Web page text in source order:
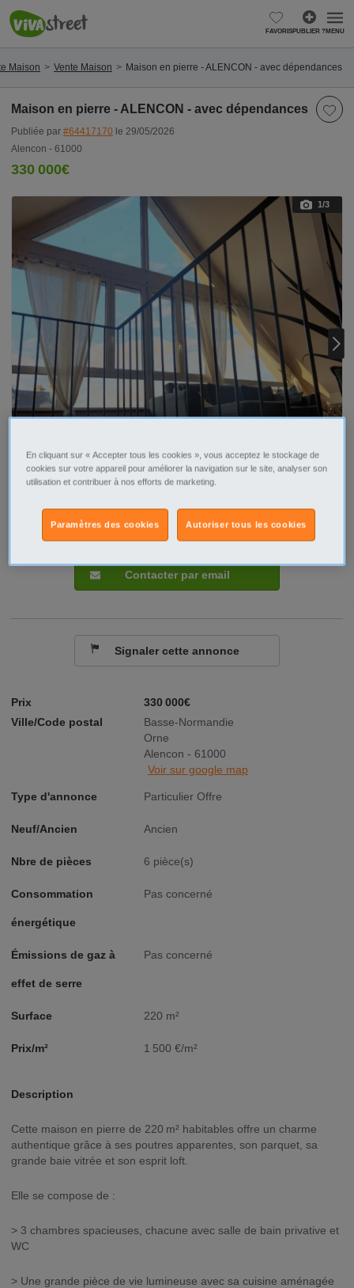
FAVORISPUBLIER ?MENU
Maison Vente Maison Maison en pierre - ALENCON - avec dépendances
Maison en pierre - ALENCON - avec dépendances
Publiée par #64417170 le 29/05/2026
Alencon - 61000
330 000€
1/3
Prix
330 000€
Ville/Code postal
Basse-Normandie
Orne
Alencon - 61000
Voir sur google map
Type d'annonce Particulier Offre
Neuf/Ancien Ancien
Nbre de pièces 6 pièce(s)
Consommation
énergétique
Pas concerné
Émissions de gaz à
effet de serre
Pas concerné
Surface 220 m²
Prix/m² 1 500 €/m²
Description
Cette maison en pierre de 220 m² habitables offre un charme
authentique grâce à ses poutres apparentes, son parquet, sa
grande baie vitrée et son esprit loft.
Elle se compose de :
> 3 chambres spacieuses, chacune avec salle de bain privative et
WC
> Une grande pièce de vie lumineuse avec sa cuisine aménagée
Contacter par email
Signaler cette annonce
En cliquant sur « Accepter tous les cookies », vous acceptez le stockage de
cookies sur votre appareil pour améliorer la navigation sur le site, analyser son
utilisation et contribuer à nos efforts de marketing.
Autoriser tous les cookies
Paramètres des cookies